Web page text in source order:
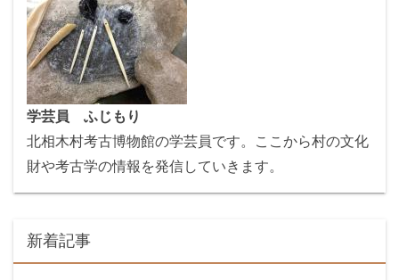
学芸員 ふじもり
北相木村考古博物館の学芸員です。ここから村の文化
財や考古学の情報を発信していきます。
新着記事